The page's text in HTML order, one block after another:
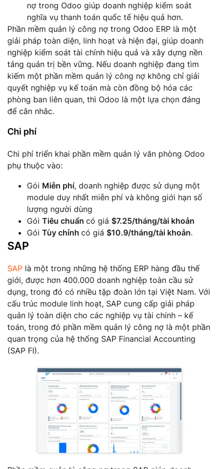
nợ trong Odoo giúp doanh nghiệp kiểm soát
nghĩa vụ thanh toán quốc tế hiệu quả hơn.
Phần mềm quản lý công nợ trong Odoo ERP là một
giải pháp toàn diện, linh hoạt và hiện đại, giúp doanh
nghiệp kiểm soát tài chính hiệu quả và xây dựng nền
tảng quản trị bền vững. Nếu doanh nghiệp đang tìm
kiếm một phần mềm quản lý công nợ không chỉ giải
quyết nghiệp vụ kế toán mà còn đồng bộ hóa các
phòng ban liên quan, thì Odoo là một lựa chọn đáng
để cân nhắc.
Chi phí
Chi phí triển khai phần mềm quản lý văn phòng Odoo
phụ thuộc vào:
Gói Miễn phí, doanh nghiệp được sử dụng một
module duy nhất miễn phí và không giới hạn số
lượng người dùng
Gói Tiêu chuẩn có giá $7.25/tháng/tài khoản
Gói Tùy chỉnh có giá $10.9/tháng/tài khoản.
SAP
SAP là một trong những hệ thống ERP hàng đầu thế
giới, được hơn 400.000 doanh nghiệp toàn cầu sử
dụng, trong đó có nhiều tập đoàn lớn tại Việt Nam. Với
cấu trúc module linh hoạt, SAP cung cấp giải pháp
quản lý toàn diện cho các nghiệp vụ tài chính – kế
toán, trong đó phần mềm quản lý công nợ là một phần
quan trọng của hệ thống SAP Financial Accounting
(SAP FI).